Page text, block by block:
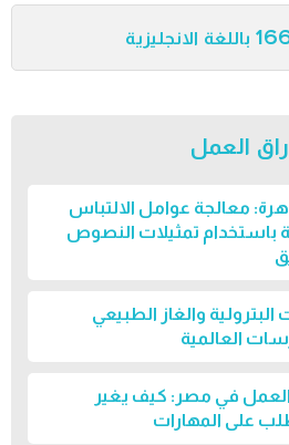
العمل
معالجة عوامل الالتباس
باستخدام تمثيلات النصوص
والغاز الطبيعي
العالمية
في مصر: كيف يغير
على المهارات